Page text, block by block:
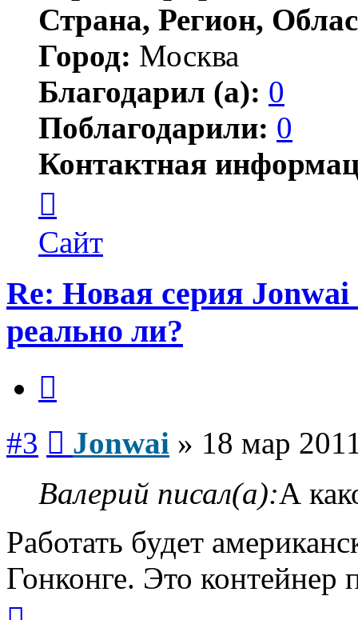
Страна, Регион,
Город: Москва
Благодарил (а): 0
Поблагодарили: 0
Контактная
пользователя
Jonwai
Сайт
Re: Новая серия
реально ли?
#3 Jonwai » 18 мар
Валерий писал(а):А
Работать будет
Гонконге. Это